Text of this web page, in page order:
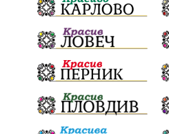
Българска патриаршия
Криминално Творчество
Ценности Европейска
Урсула фон дер Лайен